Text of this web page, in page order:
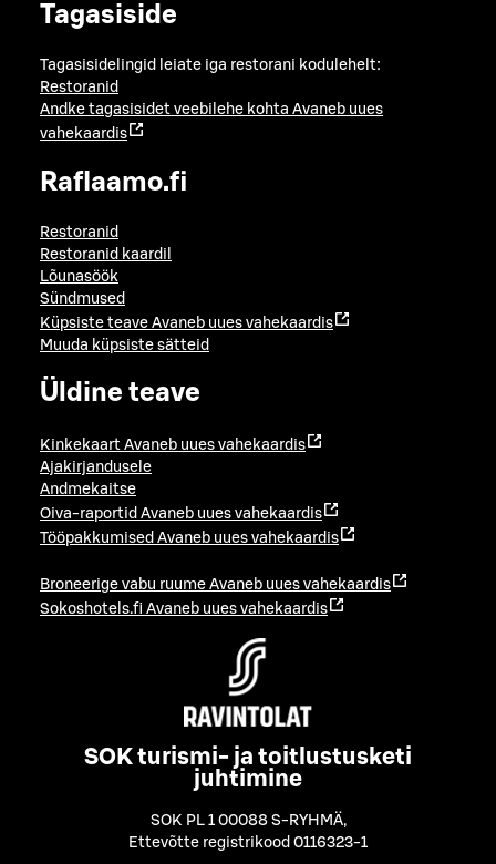
Tagasiside
Tagasisidelingid leiate iga restorani kodulehelt:
Restoranid
Andke tagasisidet veebilehe kohta Avaneb uues
vahekaardis
Raflaamo.fi
Restoranid
Restoranid kaardil
Lõunasöök
Sündmused
Küpsiste teave Avaneb uues vahekaardis
Muuda küpsiste sätteid
Üldine teave
Kinkekaart Avaneb uues vahekaardis
Ajakirjandusele
Andmekaitse
Oiva-raportid Avaneb uues vahekaardis
Tööpakkumised Avaneb uues vahekaardis
Broneerige vabu ruume Avaneb uues vahekaardis
Sokoshotels.fi Avaneb uues vahekaardis
SOK turismi- ja toitlustusketi
juhtimine
SOK PL 1 00088 S-RYHMÄ,
Ettevõtte registrikood 0116323-1